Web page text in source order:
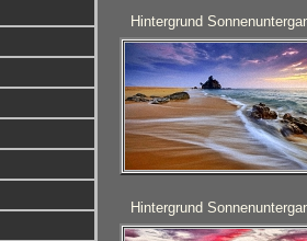
Hintergrund
Hintergrund